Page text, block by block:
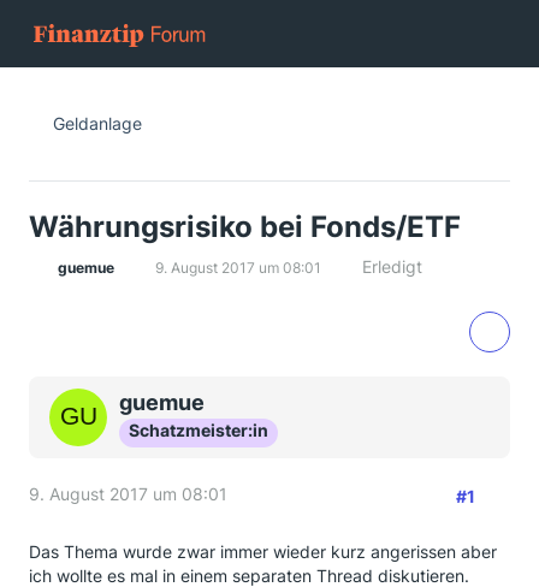
Geldanlage
Währungsrisiko bei Fonds/ETF
guemue 9. August 2017 um 08:01 Erledigt
guemue
Schatzmeister:in
9. August 2017 um 08:01 #1
Das Thema wurde zwar immer wieder kurz angerissen aber
ich wollte es mal in einem separaten Thread diskutieren.